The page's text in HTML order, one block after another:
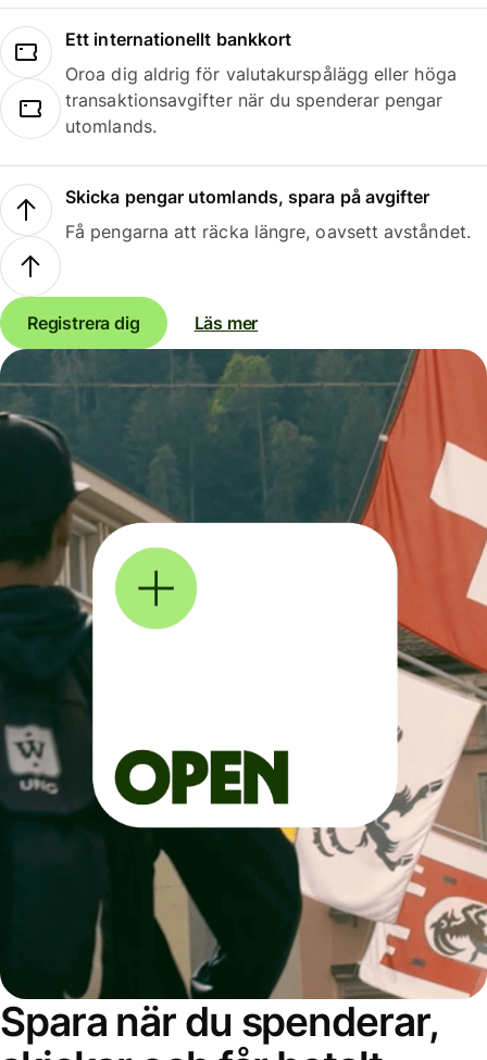
Ett internationellt bankkort
Oroa dig aldrig för valutakurspålägg eller höga
transaktionsavgifter när du spenderar pengar
utomlands.
Skicka pengar utomlands, spara på avgifter
Få pengarna att räcka längre, oavsett avståndet.
Registrera dig Läs mer
Spara när du spenderar,